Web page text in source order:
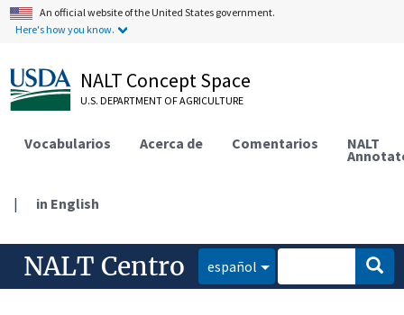
An official website of the United States government.
Here's how you know.
NALT Concept Space
U.S. DEPARTMENT OF AGRICULTURE
Vocabularios Acerca de Comentarios NALT
| in English
NALT Centro español